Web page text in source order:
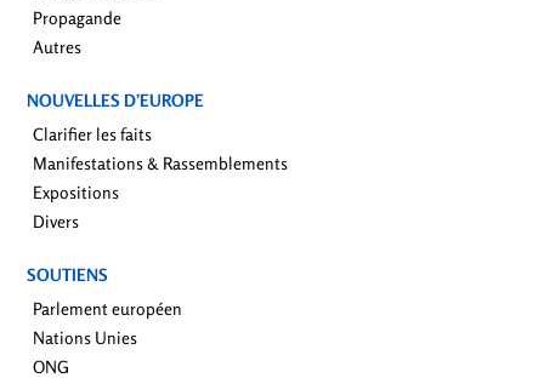
Propagande
Autres
NOUVELLES D’EUROPE
Clarifier les faits
Manifestations & Rassemblements
Expositions
Divers
SOUTIENS
Parlement européen
Nations Unies
ONG